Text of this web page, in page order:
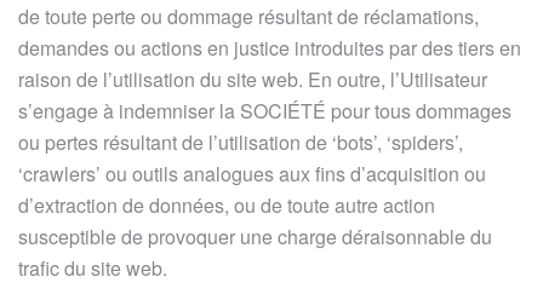
de toute perte ou dommage résultant de réclamations,
demandes ou actions en justice introduites par des tiers en
raison de l’utilisation du site web. En outre, l’Utilisateur
s’engage à indemniser la SOCIÉTÉ pour tous dommages
ou pertes résultant de l’utilisation de ‘bots’, ‘spiders’,
‘crawlers’ ou outils analogues aux fins d’acquisition ou
d’extraction de données, ou de toute autre action
susceptible de provoquer une charge déraisonnable du
trafic du site web.